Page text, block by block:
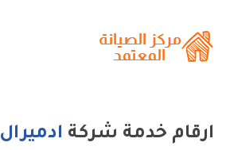
ارقام خدمة شركة ادميرال